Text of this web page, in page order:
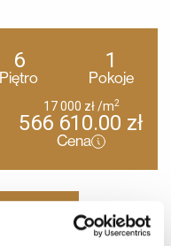
Piętro
6
Pokoje
1
Cena
17 000 zł/m2
566 610.00 zł